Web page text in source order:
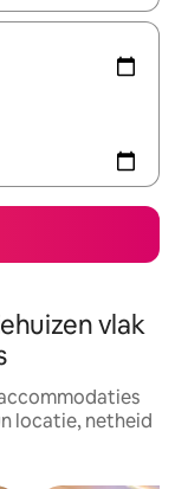
vlak
locatie, netheid